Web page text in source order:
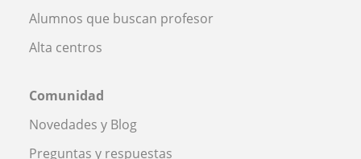
Alumnos que buscan profesor
Alta centros
Comunidad
Novedades y Blog
Preguntas y respuestas